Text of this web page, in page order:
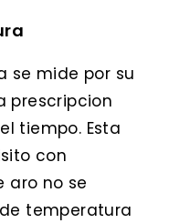
se mide por su
prescripcion
tiempo. Esta
con
aro no se
temperatura